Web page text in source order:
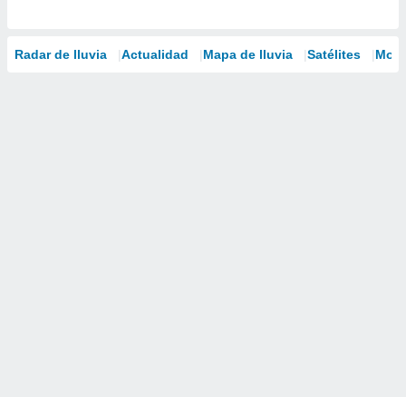
Radar de lluvia Actualidad Mapa de lluvia Satélites